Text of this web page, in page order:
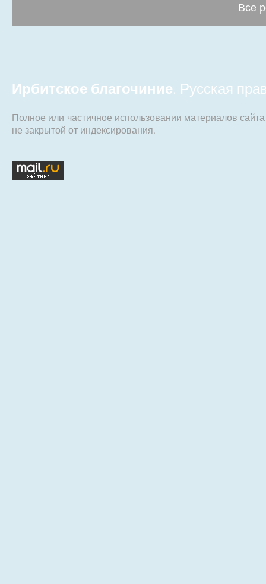
Все
Ирбитское благочиние. Русская
Полное или частичное использовании материалов
не закрытой от индексирования.